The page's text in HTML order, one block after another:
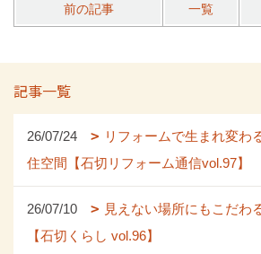
前の記事 一覧
記事一覧
26/07/24
リフォームで生まれ変わ
住空間【石切リフォーム通信vol.97】
26/07/10
見えない場所にもこだわ
【石切くらし vol.96】